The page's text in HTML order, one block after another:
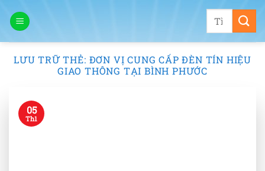
qua
Tìm
LƯU TRỮ THẺ: ĐƠN VỊ CUNG CẤP ĐÈN TÍN HIỆU
GIAO THÔNG TẠI BÌNH PHƯỚC
05
Th1